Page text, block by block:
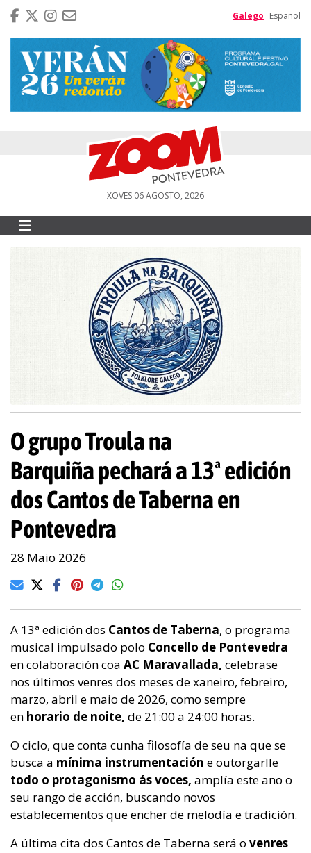
Galego Español
XOVES 06 AGOSTO, 2026
O grupo Troula na
Barquiña pechará a 13ª edición
dos Cantos de Taberna en
Pontevedra
28 Maio 2026
A 13ª edicióndos Cantos de Taberna, o programa
musical impulsado polo Concello de Pontevedra
en colaboración coa AC Maravallada, celebrase
nos últimos venres dos meses de xaneiro, febreiro,
marzo, abril e maio de 2026, como sempre
en horario de noite, de 21:00 a 24:00 horas.
O ciclo, que conta cunha filosofía de seu na que se
busca a mínima instrumentación e outorgarlle
todo o protagonismo ás voces, amplía este ano o
seu rango de acción, buscando novos
establecementos que encher de melodía e tradición.
A última cita dos Cantos de Taberna será o venres